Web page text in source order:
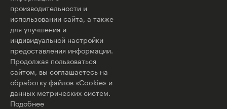
производительности и
использовании сайта, а также
для улучшения и
индивидуальной настройки
предоставления информации.
Продолжая пользоваться
сайтом, вы соглашаетесь на
обработку файлов «Cookie» и
данных метрических систем.
Подобнее